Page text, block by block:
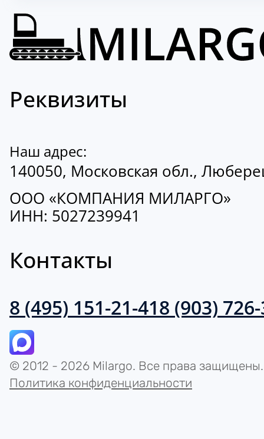
Реквизиты
Наш адрес:
140050, Московская обл.,
ООО «КОМПАНИЯ МИЛАРГО»
ИНН: 5027239941
Контакты
8 (495) 151-21-418 (903)
© 2012 - 2026 Milargo. Все права защищены.
Политика конфиденциальности